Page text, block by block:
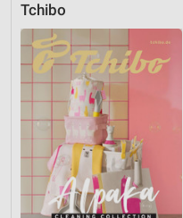
Tchibo